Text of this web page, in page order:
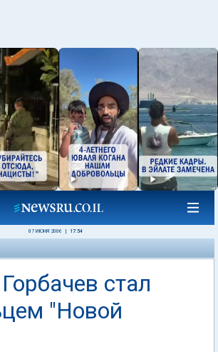
07 ИЮНЯ 2006 17:54
стал
"Новой